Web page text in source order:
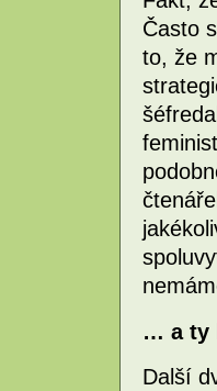
Často
to, že
… a ty
Další